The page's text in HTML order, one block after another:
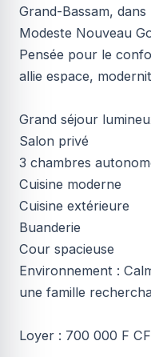
Grand-Bassam,
Modeste Nouveau
Pensée pour le
allie espace,
Grand séjour
Salon privé
3 chambres
Cuisine moderne
Cuisine extérieure
Buanderie
Cour spacieuse
Environnement :
une famille
Loyer : 700 000 F